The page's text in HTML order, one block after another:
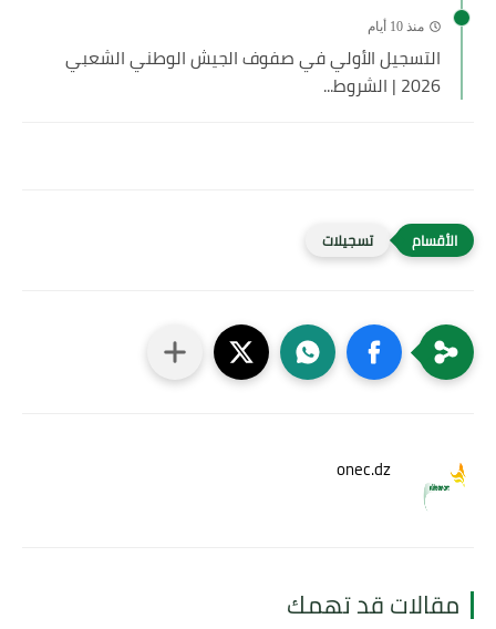
منذ 10 أيام
التسجيل الأولي في صفوف الجيش الوطني الشعبي
2026 | الشروط...
تسجيلات
onec.dz
مقالات قد تهمك